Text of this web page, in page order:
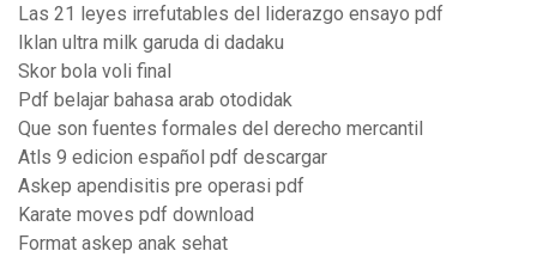
Las 21 leyes irrefutables del liderazgo ensayo pdf
Iklan ultra milk garuda di dadaku
Skor bola voli final
Pdf belajar bahasa arab otodidak
Que son fuentes formales del derecho mercantil
Atls 9 edicion español pdf descargar
Askep apendisitis pre operasi pdf
Karate moves pdf download
Format askep anak sehat